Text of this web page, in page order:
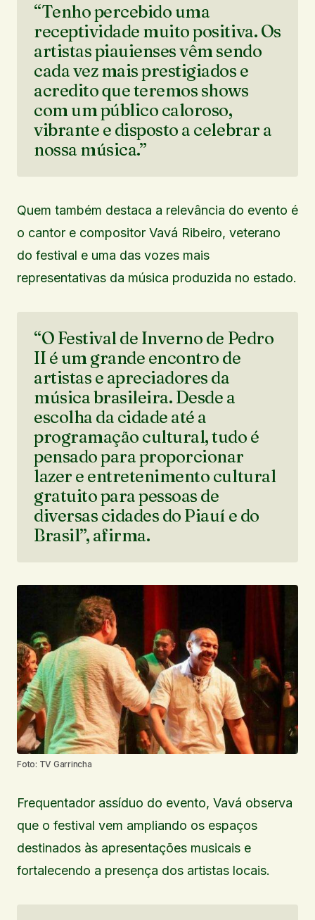
“Tenho percebido uma
receptividade muito positiva. Os
artistas piauienses vêm sendo
cada vez mais prestigiados e
acredito que teremos shows
com um público caloroso,
vibrante e disposto a celebrar a
nossa música.”
Quem também destaca a relevância do evento é
o cantor e compositor Vavá Ribeiro, veterano
do festival e uma das vozes mais
representativas da música produzida no estado.
“O Festival de Inverno de Pedro
II é um grande encontro de
artistas e apreciadores da
música brasileira. Desde a
escolha da cidade até a
programação cultural, tudo é
pensado para proporcionar
lazer e entretenimento cultural
gratuito para pessoas de
diversas cidades do Piauí e do
Brasil”, afirma.
Foto: TV Garrincha
Frequentador assíduo do evento, Vavá observa
que o festival vem ampliando os espaços
destinados às apresentações musicais e
fortalecendo a presença dos artistas locais.